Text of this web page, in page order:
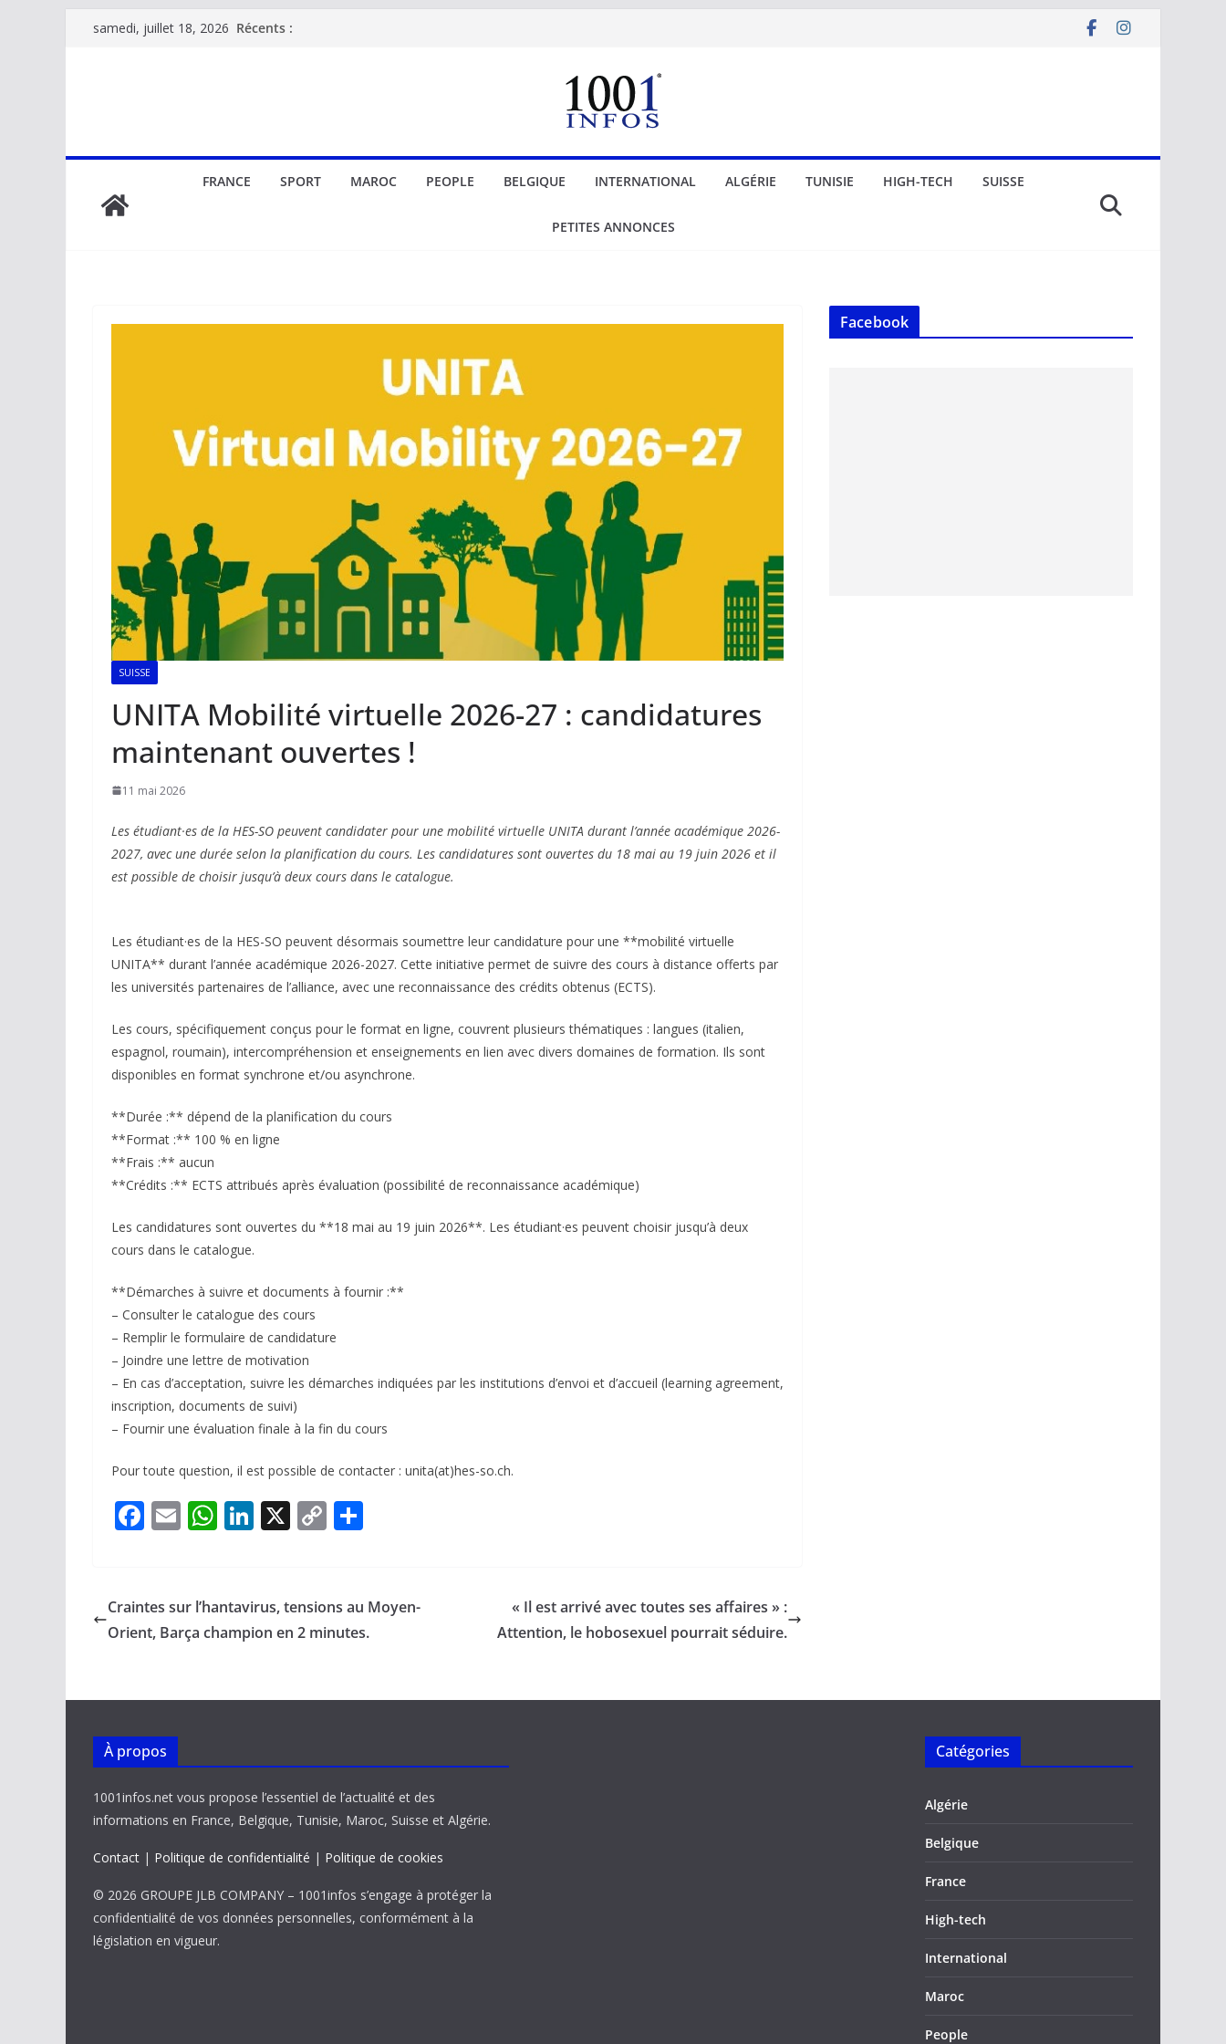
Passersamedi, juillet 18, 2026 Récents :
FRANCE SPORT MAROC PEOPLE BELGIQUE INTERNATIONAL ALGÉRIE TUNISIE HIGH-TECH SUISSE
PETITES ANNONCES
SUISSE
UNITA Mobilité virtuelle 2026-27 : candidatures
maintenant ouvertes !
11 mai 2026
Les étudiant·es de la HES-SO peuvent candidater pour une mobilité virtuelle UNITA durant l’année académique 2026-
2027, avec une durée selon la planification du cours. Les candidatures sont ouvertes du 18 mai au 19 juin 2026 et il
est possible de choisir jusqu’à deux cours dans le catalogue.
Les étudiant·es de la HES-SO peuvent désormais soumettre leur candidature pour une **mobilité virtuelle
UNITA** durant l’année académique 2026-2027. Cette initiative permet de suivre des cours à distance offerts par
les universités partenaires de l’alliance, avec une reconnaissance des crédits obtenus (ECTS).
Les cours, spécifiquement conçus pour le format en ligne, couvrent plusieurs thématiques : langues (italien,
espagnol, roumain), intercompréhension et enseignements en lien avec divers domaines de formation. Ils sont
disponibles en format synchrone et/ou asynchrone.
**Durée :** dépend de la planification du cours
**Format :** 100 % en ligne
**Frais :** aucun
**Crédits :** ECTS attribués après évaluation (possibilité de reconnaissance académique)
Les candidatures sont ouvertes du **18 mai au 19 juin 2026**. Les étudiant·es peuvent choisir jusqu’à deux
cours dans le catalogue.
**Démarches à suivre et documents à fournir :**
– Consulter le catalogue des cours
– Remplir le formulaire de candidature
– Joindre une lettre de motivation
– En cas d’acceptation, suivre les démarches indiquées par les institutions d’envoi et d’accueil (learning agreement,
inscription, documents de suivi)
– Fournir une évaluation finale à la fin du cours
Pour toute question, il est possible de contacter : unita(at)hes-so.ch.
F
ac
b
o
k
E
m
l
W
h
s
A
p
Li
n
e
dI
X C
o
y
Li
k
g
er
Craintes sur l’hantavirus, tensions au Moyen-
Orient, Barça champion en 2 minutes.
« Il est arrivé avec toutes ses affaires » :
Attention, le hobosexuel pourrait séduire.
Facebook
À propos
1001infos.net vous propose l’essentiel de l’actualité et des
informations en France, Belgique, Tunisie, Maroc, Suisse et Algérie.
Contact | Politique de confidentialité | Politique de cookies
© 2026 GROUPE JLB COMPANY – 1001infos s’engage à protéger la
confidentialité de vos données personnelles, conformément à la
législation en vigueur.
Catégories
Algérie
Belgique
France
High-tech
International
Maroc
People